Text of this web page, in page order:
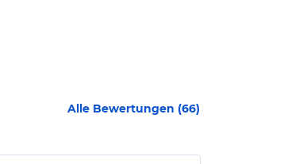
Alle Bewertungen (66)